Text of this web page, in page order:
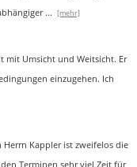
... [mehr]
mit Umsicht und Weitsicht. Er
einzugehen. Ich
Kappler ist zweifelos die
Terminen sehr viel Zeit für